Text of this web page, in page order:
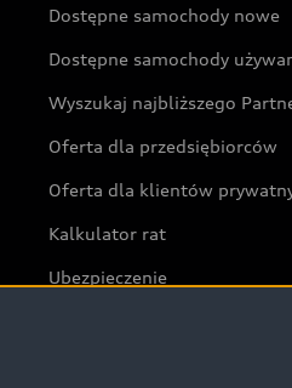
Dostępne samochody nowe
Dostępne samochody
Wyszukaj najbliższego
Oferta dla przedsiębiorców
Oferta dla klientów
Kalkulator rat
Ubezpieczenie